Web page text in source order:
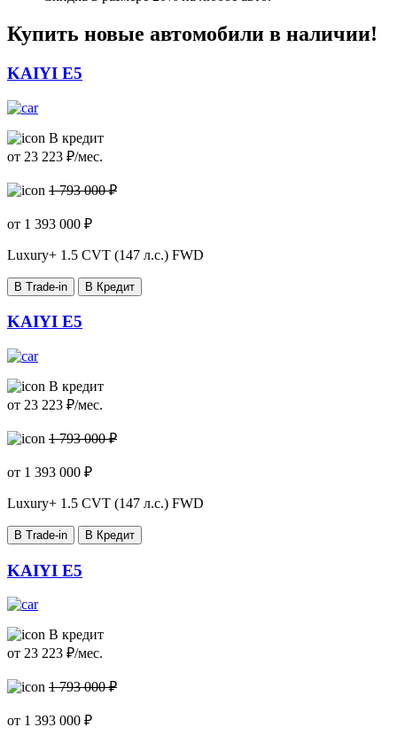
Купить новые автомобили в наличии!
KAIYI E5
В кредит
от 23 223 ₽/мес.
1 793 000 ₽
от 1 393 000 ₽
Luxury+ 1.5 CVT (147 л.с.) FWD
В Trade-in В Кредит
KAIYI E5
В кредит
от 23 223 ₽/мес.
1 793 000 ₽
от 1 393 000 ₽
Luxury+ 1.5 CVT (147 л.с.) FWD
В Trade-in В Кредит
KAIYI E5
В кредит
от 23 223 ₽/мес.
1 793 000 ₽
от 1 393 000 ₽